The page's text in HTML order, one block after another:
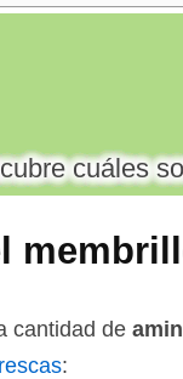
cuáles
cantidad de
: